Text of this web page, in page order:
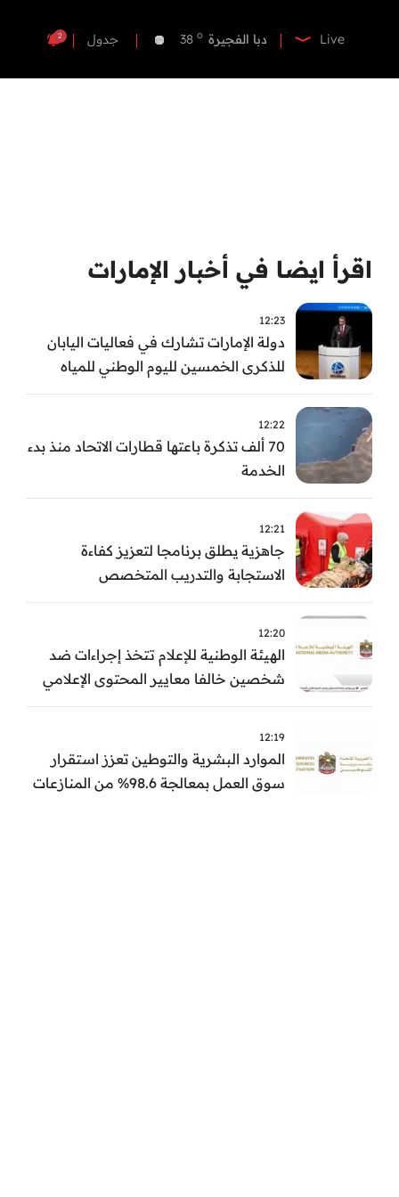
Live دبا الفجيرة 38 o جدول 2
اقرأ ايضا في أخبار الإمارات
12:23
دولة الإمارات تشارك في فعاليات اليابان
للذكرى الخمسين لليوم الوطني للمياه
وأسبوع المياه
12:22
70 ألف تذكرة باعتها قطارات الاتحاد منذ بدء
الخدمة
12:21
جاهزية يطلق برنامجا لتعزيز كفاءة
الاستجابة والتدريب المتخصص
12:20
الهيئة الوطنية للإعلام تتخذ إجراءات ضد
شخصين خالفا معايير المحتوى الإعلامي
12:19
الموارد البشرية والتوطين تعزز استقرار
سوق العمل بمعالجة 98.6% من المنازعات